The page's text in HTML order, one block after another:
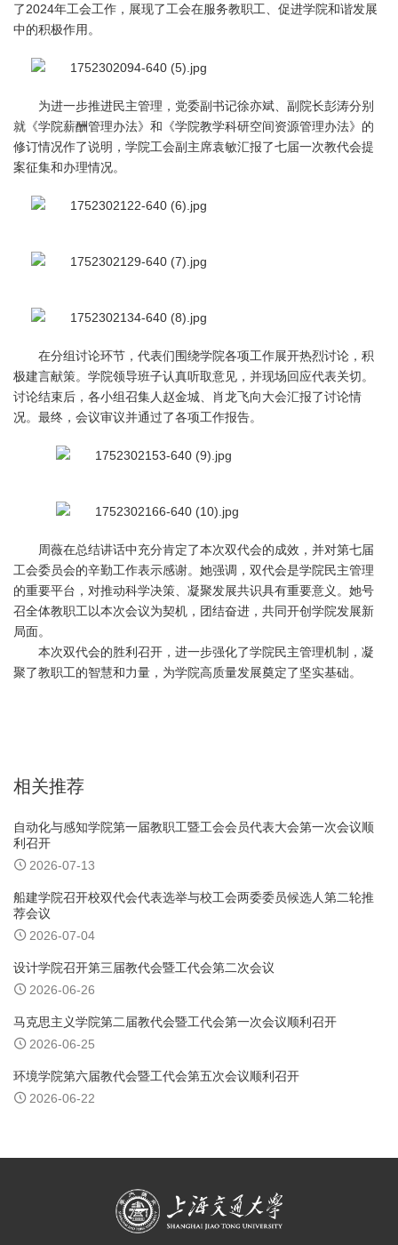
了2024年工会工作，展现了工会在服务教职工、促进学院和谐发展
中的积极作用。
为进一步推进民主管理，党委副书记徐亦斌、副院长彭涛分别
就《学院薪酬管理办法》和《学院教学科研空间资源管理办法》的
修订情况作了说明，学院工会副主席袁敏汇报了七届一次教代会提
案征集和办理情况。
在分组讨论环节，代表们围绕学院各项工作展开热烈讨论，积
极建言献策。学院领导班子认真听取意见，并现场回应代表关切。
讨论结束后，各小组召集人赵金城、肖龙飞向大会汇报了讨论情
况。最终，会议审议并通过了各项工作报告。
周薇在总结讲话中充分肯定了本次双代会的成效，并对第七届
工会委员会的辛勤工作表示感谢。她强调，双代会是学院民主管理
的重要平台，对推动科学决策、凝聚发展共识具有重要意义。她号
召全体教职工以本次会议为契机，团结奋进，共同开创学院发展新
局面。
本次双代会的胜利召开，进一步强化了学院民主管理机制，凝
聚了教职工的智慧和力量，为学院高质量发展奠定了坚实基础。
相关推荐
自动化与感知学院第一届教职工暨工会会员代表大会第一次会议顺
利召开
2026-07-13
船建学院召开校双代会代表选举与校工会两委委员候选人第二轮推
荐会议
2026-07-04
设计学院召开第三届教代会暨工代会第二次会议
2026-06-26
马克思主义学院第二届教代会暨工代会第一次会议顺利召开
2026-06-25
环境学院第六届教代会暨工代会第五次会议顺利召开
2026-06-22